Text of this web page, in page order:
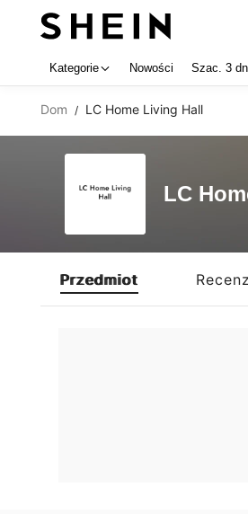
Kategorie Nowości Szac. 3
Dom / LC Home Living Hall
LC
Przedmiot